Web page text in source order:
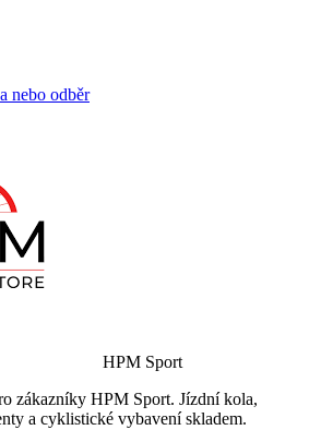
nebo odběr
HPM Sport
zákazníky HPM Sport. Jízdní kola,
a cyklistické vybavení skladem.